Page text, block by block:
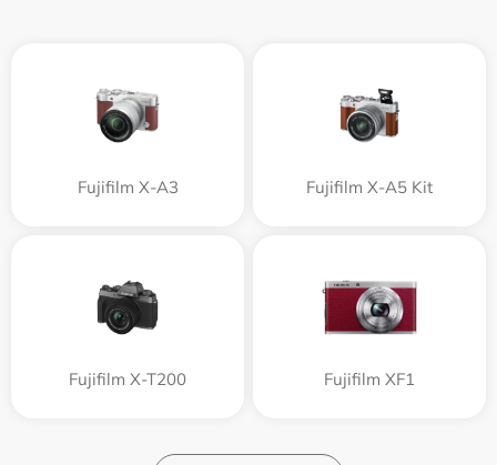
Fujifilm X-A3 Fujifilm X-A5 Kit
Fujifilm X-T200 Fujifilm XF1